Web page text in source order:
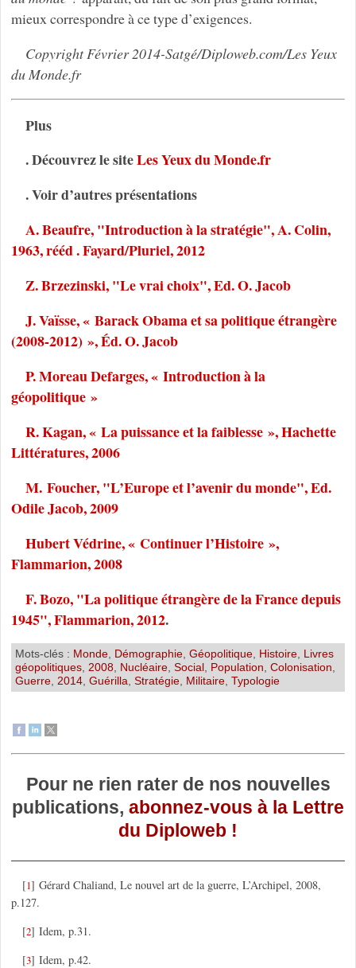
mieux correspondre à ce type d’exigences.
Copyright Février 2014-Satgé/Diploweb.com/Les Yeux
du Monde.fr
Plus
. Découvrez le siteLes Yeux du Monde.fr
. Voir d’autres présentations
A. Beaufre, "Introduction à la stratégie", A. Colin,
1963, rééd . Fayard/Pluriel, 2012
Z. Brzezinski, "Le vrai choix", Ed. O. Jacob
J. Vaïsse, « Barack Obama et sa politique étrangère
(2008-2012) », Éd. O. Jacob
P. Moreau Defarges, « Introduction à la
géopolitique »
R. Kagan, « La puissance et la faiblesse », Hachette
Littératures, 2006
M. Foucher, "L’Europe et l’avenir du monde", Ed.
Odile Jacob, 2009
Hubert Védrine, « Continuer l’Histoire »,
Flammarion, 2008
F. Bozo, "La politique étrangère de la France depuis
1945", Flammarion, 2012.
Mots-clés : Monde, Démographie, Géopolitique, Histoire, Livres
géopolitiques, 2008, Nucléaire, Social, Population, Colonisation,
Guerre, 2014, Guérilla, Stratégie, Militaire, Typologie
Pour ne rien rater de nos nouvelles
publications, abonnez-vous à la Lettre
du Diploweb !
[1]Gérard Chaliand, Le nouvel art de la guerre, L’Archipel, 2008,
p.127.
[2]Idem, p.31.
[3]Idem, p.42.